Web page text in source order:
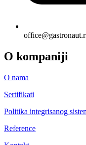
O kompaniji
O nama
Sertifikati
Politika integrisanog
Reference